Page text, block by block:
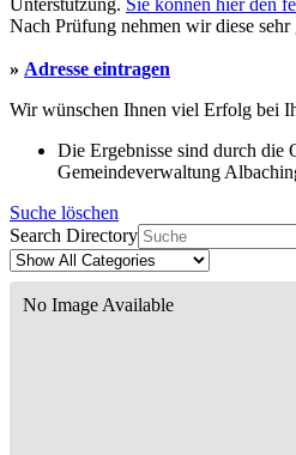
Unterstützung. Sie können hier den
Nach Prüfung nehmen wir diese
» Adresse eintragen
Wir wünschen Ihnen viel Erfolg bei
Die Ergebnisse sind durch die
Gemeindeverwaltung
Suche löschen
Search Directory
No Image Available